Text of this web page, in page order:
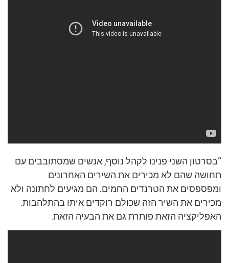
“בסרטון השני פנינו לקהל נוסף, אנשים שמסתובבים עם
תחושה שהם לא מכירים את השירים האחרונים
ומפספסים את הטרנדים החמים. הם מגיעים לחתונה ולא
מכירים את השיר הזה שכולם רוקדים איתו בהתלהבות.
האפליקציה הזאת פותרת גם את הבעיה הזאת.